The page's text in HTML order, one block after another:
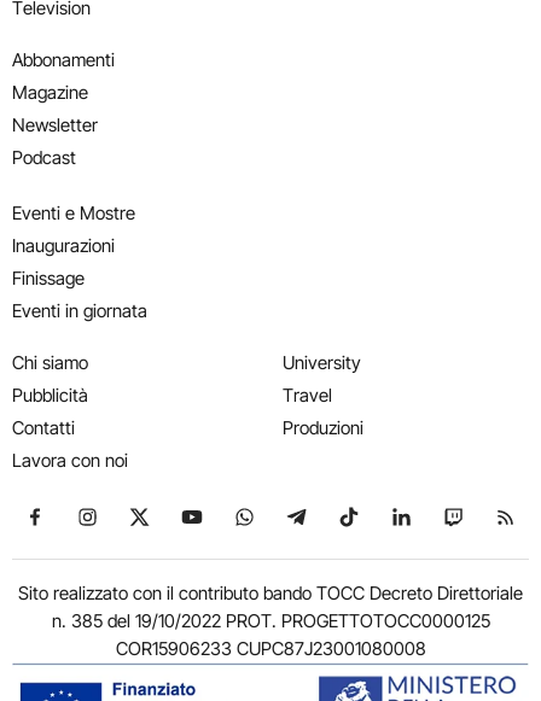
Television
Abbonamenti
Magazine
Newsletter
Podcast
Eventi e Mostre
Inaugurazioni
Finissage
Eventi in giornata
Chi siamo
Pubblicità
Contatti
Lavora con noi
University
Travel
Produzioni
Seguici su Facebook
Seguici su Instagram
Seguici su X
Seguici su YouTube
Seguici su WhatsApp
Seguici su Telegram
Seguici su TikTok
Seguici su
Seguici
Sito realizzato con il contributo bando TOCC Decreto Direttoriale
n. 385 del 19/10/2022 PROT. PROGETTOTOCC0000125
COR15906233 CUPC87J23001080008